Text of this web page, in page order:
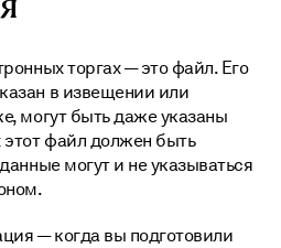
торгах — это файл. Его
в извещении или
могут быть даже указаны
файл должен быть
могут и не указываться
— когда вы подготовили